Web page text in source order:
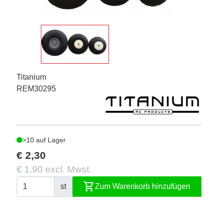
Titanium
REM30295
>10 auf Lager
€ 2,30
€ 1,90 excl. Mwst.
st shopping_cartZum Warenkorb hinzufügen